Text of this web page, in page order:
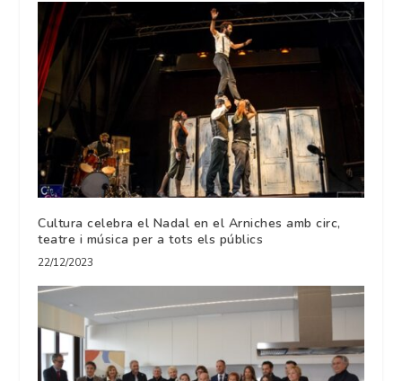
Cultura celebra el Nadal en el Arniches amb circ,
teatre i música per a tots els públics
22/12/2023